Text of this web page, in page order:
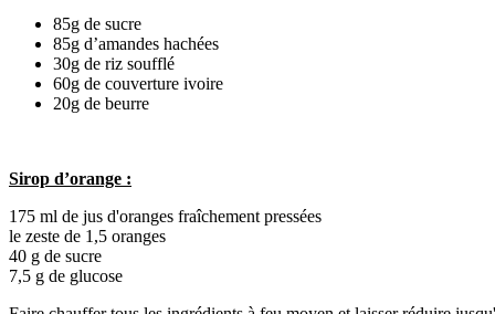
85g de sucre
85g d’amandes hachées
30g de riz soufflé
60g de couverture ivoire
20g de beurre
Sirop d’orange :
175 ml de jus d'oranges fraîchement pressées
le zeste de 1,5 oranges
40 g de sucre
7,5 g de glucose